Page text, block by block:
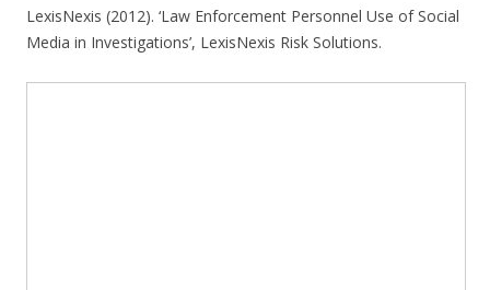
LexisNexis (2012). ‘Law Enforcement Personnel Use of Social
Media in Investigations’, LexisNexis Risk Solutions.